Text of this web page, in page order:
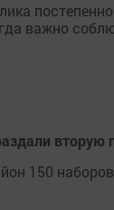
важно
вторую
150